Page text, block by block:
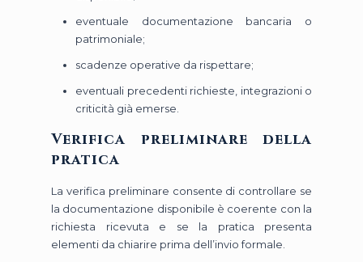
eventuale documentazione bancaria o
patrimoniale;
scadenze operative da rispettare;
eventuali precedenti richieste, integrazioni o
criticità già emerse.
Verifica preliminare della
pratica
La verifica preliminare consente di controllare se
la documentazione disponibile è coerente con la
richiesta ricevuta e se la pratica presenta
elementi da chiarire prima dell’invio formale.